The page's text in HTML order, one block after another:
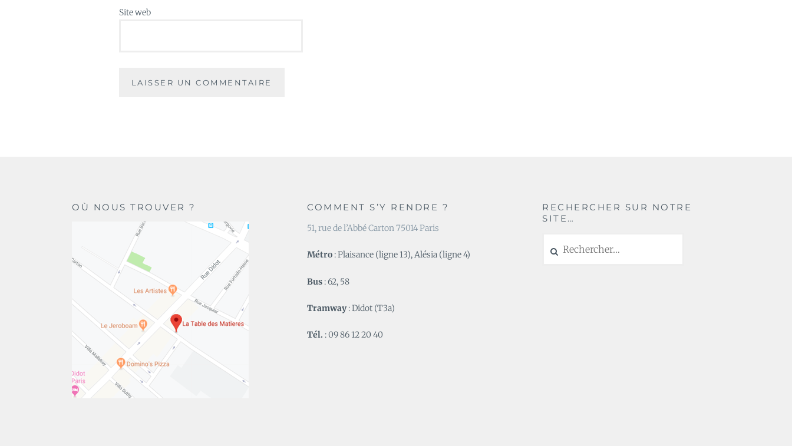
Site web
OÙ NOUS TROUVER ? COMMENT S’Y RENDRE ?
51, rue de l’Abbé Carton 75014 Paris
Métro : Plaisance (ligne 13), Alésia (ligne 4)
Bus : 62, 58
Tramway: Didot (T3a)
Tél. : 09 86 12 20 40
RECHERCHER SUR NOTRE
SITE…